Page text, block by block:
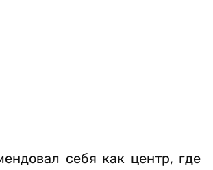
себя как центр, где